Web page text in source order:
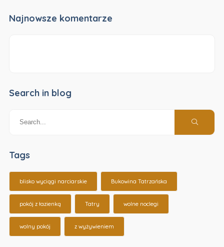
Najnowsze komentarze
Search in blog
Tags
blisko wyciągi narciarskie Bukowina Tatrzańska
pokój z łazienką Tatry wolne noclegi
wolny pokój z wyżywieniem